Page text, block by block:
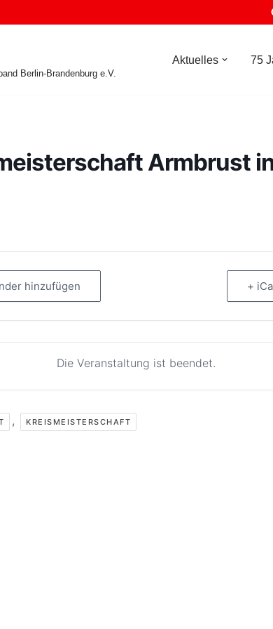
Berlin-Brandenburg e.V.
Aktuelles 75
Armbrust
hinzufügen +
Die Veranstaltung ist beendet.
, KREISMEISTERSCHAFT